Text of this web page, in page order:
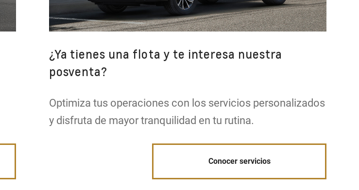
¿Ya tienes una flota y te interesa nuestra
posventa?
Optimiza tus operaciones con los servicios personalizados
y disfruta de mayor tranquilidad en tu rutina.
Conocer servicios